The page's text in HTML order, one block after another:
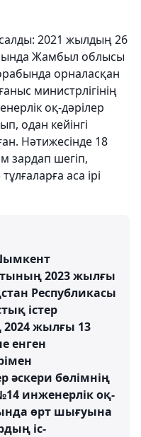
2021 жылдың 26
Жамбыл облысы
орналасқан
министрлігінің
оқ-дәрілер
одан кейінгі
Нәтижесінде 18
зардап шегіп,
аса ірі
2023 жылғы
Республикасы
істер
2024 жылғы 13
енген
әскери бөлімнің
инженерлік оқ-
өрт шығуына
іс-